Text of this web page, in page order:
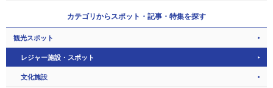
カテゴリからスポット・記事・特集を探す
観光スポット
レジャー施設・スポット
文化施設